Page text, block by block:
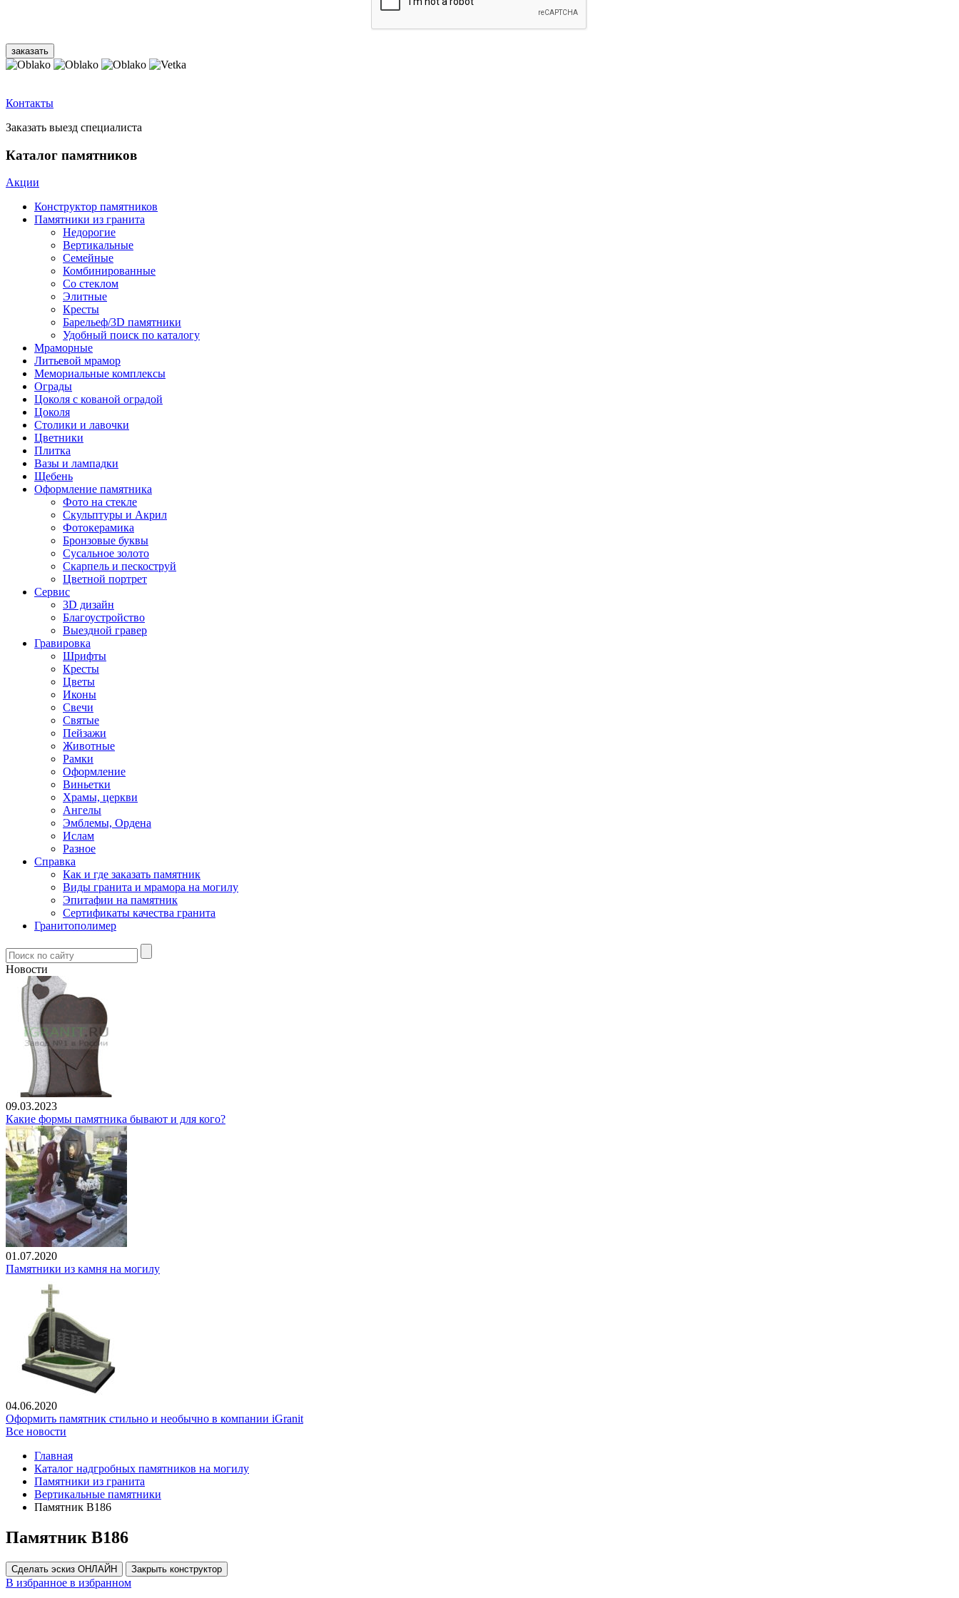
Контакты
Заказать выезд специалиста
Каталог памятников
Акции
Конструктор памятников
Памятники из гранита
Недорогие
Вертикальные
Семейные
Комбинированные
Со стеклом
Элитные
Кресты
Барельеф/3D памятники
Удобный поиск по каталогу
Мраморные
Литьевой мрамор
Мемориальные комплексы
Ограды
Цоколя с кованой оградой
Цоколя
Столики и лавочки
Цветники
Плитка
Вазы и лампадки
Щебень
Оформление памятника
Фото на стекле
Скульптуры и Акрил
Фотокерамика
Бронзовые буквы
Сусальное золото
Скарпель и пескоструй
Цветной портрет
Сервис
3D дизайн
Благоустройство
Выездной гравер
Гравировка
Шрифты
Кресты
Цветы
Иконы
Свечи
Святые
Пейзажи
Животные
Рамки
Оформление
Виньетки
Храмы, церкви
Ангелы
Эмблемы, Ордена
Ислам
Разное
Справка
Как и где заказать памятник
Виды гранита и мрамора на могилу
Эпитафии на памятник
Сертификаты качества гранита
Гранитополимер
Новости
09.03.2023
Какие формы памятника бывают и для кого?
01.07.2020
Памятники из камня на могилу
04.06.2020
Оформить памятник стильно и необычно в компании iGranit
Все новости
Главная
Каталог надгробных памятников на могилу
Памятники из гранита
Вертикальные памятники
Памятник В186
Памятник В186
Сделать эскиз ОНЛАЙН Закрыть конструктор
В избранное в избранном